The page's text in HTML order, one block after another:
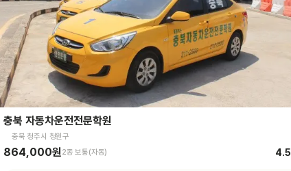
충북 자동차운전전문학원
충북 청주시 청원구
864,000원 2종 보통(자동) 4.5